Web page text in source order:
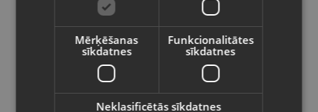
Xiaomi Redmi Note 15 4G (2510DRA23E)
Latviešu / Latvian
Mērķēšanas
sīkdatnes
Funkcionalitātes
sīkdatnes
Neklasificētās sīkdatnes